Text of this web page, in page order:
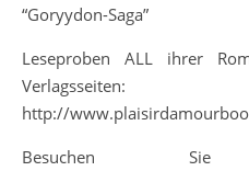
“Goryydon-Saga”
Leseproben ALL ihrer
Verlagsseiten:
http://
Besuchen